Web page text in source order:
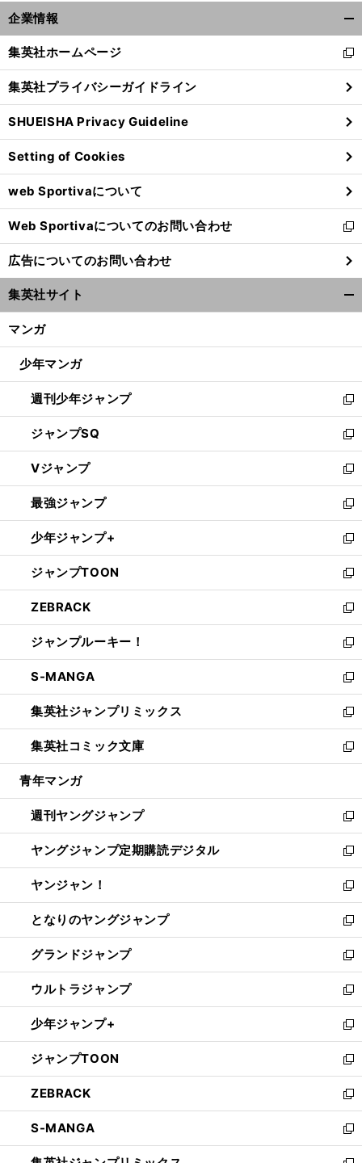
企業情報
閉
る
集英社ホームページ
新
し
い
ウ
ィ
ン
ド
ウ
で
開
く
集英社プライバシーガイドライン
SHUEISHA Privacy Guideline
Setting of Cookies
web Sportivaについて
Web Sportivaについてのお問い合わせ
新
し
い
ウ
ィ
ン
ウ
開
く
広告についてのお問い合わせ
集英社サイト
マンガ
少年マンガ
週刊少年ジャンプ
新
し
い
ウ
ィ
ン
ド
ウ
で
開
く
ジャンプSQ
新
し
い
ウ
ィ
ン
ド
ウ
で
開
く
Vジャンプ
新
し
い
ウ
ィ
ン
ド
ウ
で
開
く
最強ジャンプ
新
し
い
ウ
ィ
ン
ド
ウ
で
開
く
少年ジャンプ+
新
し
い
ウ
ィ
ン
ド
ウ
で
開
く
ジャンプTOON
新
し
い
ウ
ィ
ン
ド
ウ
で
開
く
ZEBRACK
新
し
い
ウ
ィ
ン
ド
ウ
で
開
ジャンプルーキー！
新
し
い
ウ
ィ
ン
ド
ウ
開
く
S-MANGA
新
し
い
ウ
ィ
ン
ウ
で
開
く
集英社ジャンプリミックス
新
し
い
ウ
ン
ド
ウ
で
開
く
集英社コミック文庫
新
し
ウ
ィ
ン
ド
ウ
で
開
く
青年マンガ
週刊ヤングジャンプ
新
し
い
ウ
ィ
ン
ド
ウ
で
開
く
ヤングジャンプ定期購読デジタル
新
し
い
ウ
ィ
ン
ド
ウ
で
開
く
ヤンジャン！
新
し
い
ウ
ィ
ン
ド
ウ
で
開
く
となりのヤングジャンプ
新
し
い
ウ
ィ
ン
ド
ウ
で
開
く
グランドジャンプ
新
し
い
ウ
ィ
ン
ド
ウ
で
開
く
ウルトラジャンプ
新
し
い
ウ
ィ
ン
ド
ウ
で
開
少年ジャンプ+
新
し
い
ウ
ィ
ン
ド
ウ
ジャンプTOON
新
し
い
ウ
ィ
ン
ZEBRACK
新
し
い
ウ
S-MANGA
新
し